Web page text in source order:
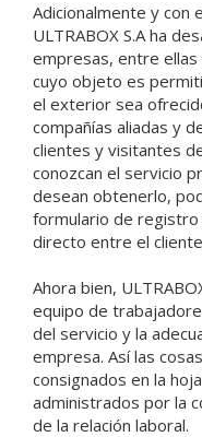
Adicionalmente y con
ULTRABOX S.A ha
empresas, entre
cuyo objeto es
el exterior sea
compañías aliadas y
clientes y visitantes
conozcan el servicio
desean obtenerlo,
formulario de registro
directo entre el
Ahora bien,
equipo de
del servicio y la
empresa. Así las
consignados en la
administrados por la
de la relación laboral.